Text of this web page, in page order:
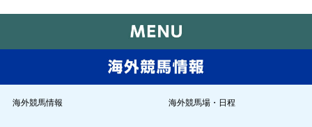
海外競馬情報 海外競馬場・日程